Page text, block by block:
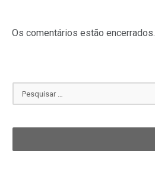
Os comentários estão encerrados.